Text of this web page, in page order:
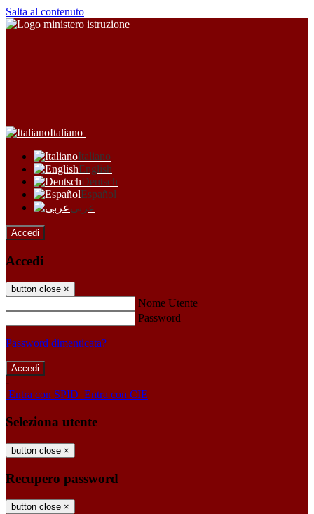
Salta al contenuto
Italiano
Italiano
English
Deutsch
Español
عربى
Accedi
Accedi
button close ×
Nome Utente
Password
Password dimenticata?
-
Entra con SPID Entra con CIE
Seleziona utente
button close ×
Recupero password
button close ×